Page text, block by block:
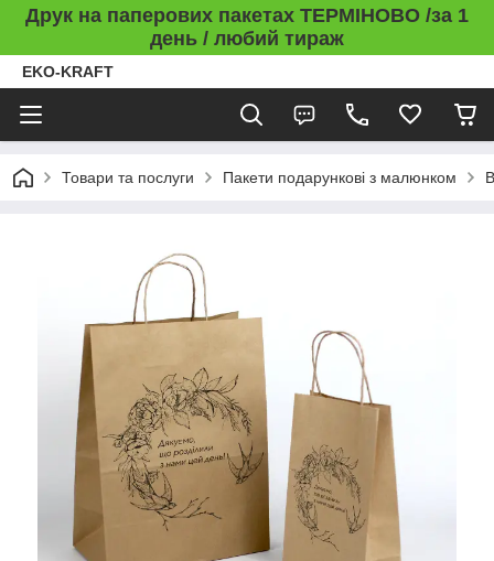
Друк на паперових пакетах ТЕРМІНОВО /за 1
день / любий тираж
EKO-KRAFT
Товари та послуги Пакети подарункові з малюнком